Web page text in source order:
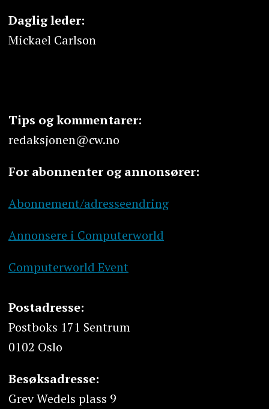
Daglig leder:
Mickael Carlson
Tips og kommentarer:
redaksjonen@cw.no
For abonnenter og annonsører:
Abonnement/adresseendring
Annonsere i Computerworld
Computerworld Event
Postadresse:
Postboks 171 Sentrum
0102 Oslo
Besøksadresse:
Grev Wedels plass 9